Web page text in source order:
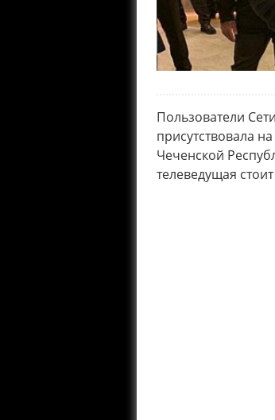
Пользователи
присутствовала
Чеченской
телеведущая